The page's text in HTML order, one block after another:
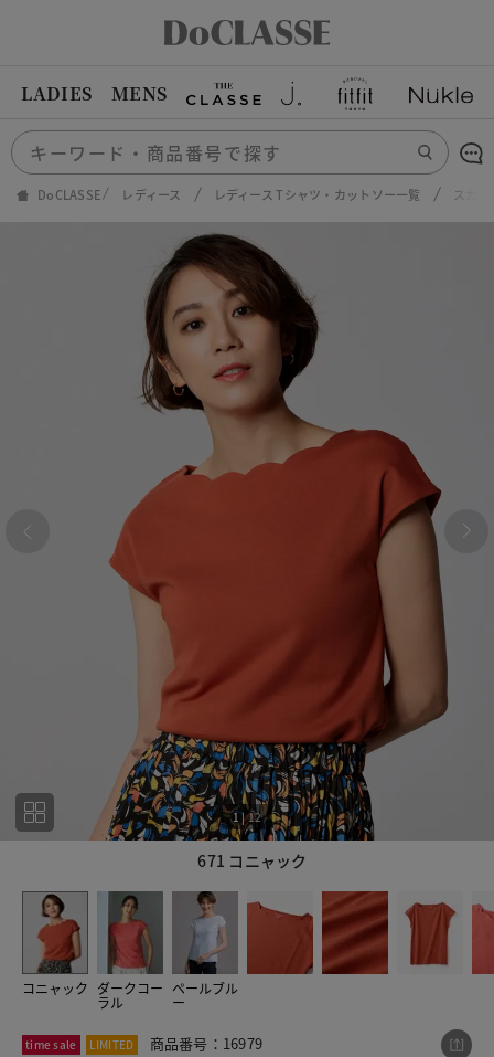
LADIES MENS
DoCLASSE レディース レディース Tシャツ・カットソー一覧 スカ
671 コニャック
1|12
コニャック ダークコー
ラル
ペールブル
ー
time sale LIMITED 商品番号：16979